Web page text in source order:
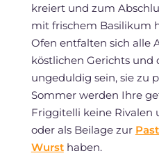
kreiert und zum
mit frischem Basilikum
Ofen entfalten sich alle
köstlichen Gerichts und
ungeduldig sein, sie zu
Sommer werden Ihre
Friggitelli keine Rivalen
oder als Beilage zur
Wursthaben.